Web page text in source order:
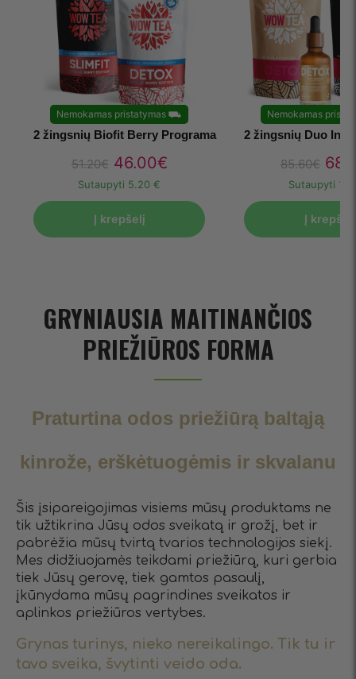
Nemokamas pristatymas ⛟
2 žingsnių Biofit Berry Programa
51.20€ 46.00€
Sutaupyti 5.20 €
Į krepšelį
Nemokamas
2 žingsnių Duo
85.60€
Sutaupyti
Į krepšelį
GRYNIAUSIA MAITINANČIOS
PRIEŽIŪROS FORMA
Praturtina odos priežiūrą baltąją
kinrože, erškėtuogėmis ir skvalanu
Šis įsipareigojimas visiems mūsų produktams ne
tik užtikrina Jūsų odos sveikatą ir grožį, bet ir
pabrėžia mūsų tvirtą tvarios technologijos siekį.
Mes didžiuojamės teikdami priežiūrą, kuri gerbia
tiek Jūsų gerovę, tiek gamtos pasaulį,
įkūnydama mūsų pagrindines sveikatos ir
aplinkos priežiūros vertybes.
Grynas turinys, nieko nereikalingo. Tik tu ir
tavo sveika, švytinti veido oda.